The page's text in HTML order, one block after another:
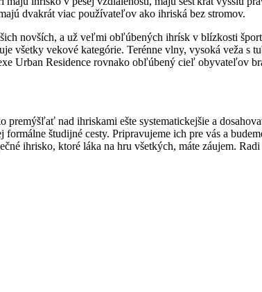
dvakrát viac používateľov ako ihriská bez stromov.
novších, a už veľmi obľúbených ihrísk v blízkosti
všetky vekové kategórie. Terénne vlny, vysoká veža s
Urban Residence rovnako obľúbený cieľ obyvateľov
nad ihriskami ešte systematickejšie a
študijné cesty. Pripravujeme ich pre vás a
ihrisko, ktoré láka na hru všetkých, máte záujem.